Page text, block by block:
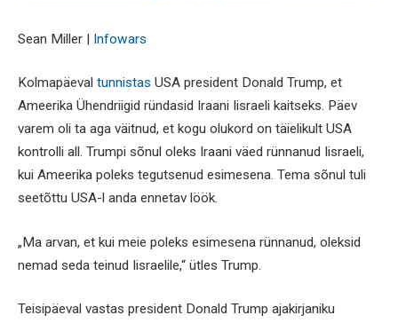
Sean Miller | Infowars
Kolmapäeval tunnistas USA president Donald Trump, et
Ameerika Ühendriigid ründasid Iraani Iisraeli kaitseks. Päev
varem oli ta aga väitnud, et kogu olukord on täielikult USA
kontrolli all. Trumpi sõnul oleks Iraani väed rünnanud Iisraeli,
kui Ameerika poleks tegutsenud esimesena. Tema sõnul tuli
seetõttu USA-l anda ennetav löök.
„Ma arvan, et kui meie poleks esimesena rünnanud, oleksid
nemad seda teinud Iisraelile,“ ütles Trump.
Teisipäeval vastas president Donald Trump ajakirjaniku